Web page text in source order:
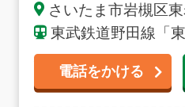
さいたま市岩槻区
東武鉄道野田線「
電話をかける